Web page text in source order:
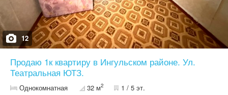
12
Продаю 1к квартиру в Ингульском районе. Ул.
Театральная ЮТЗ.
Однокомнатная 32 м2 1 / 5 эт.